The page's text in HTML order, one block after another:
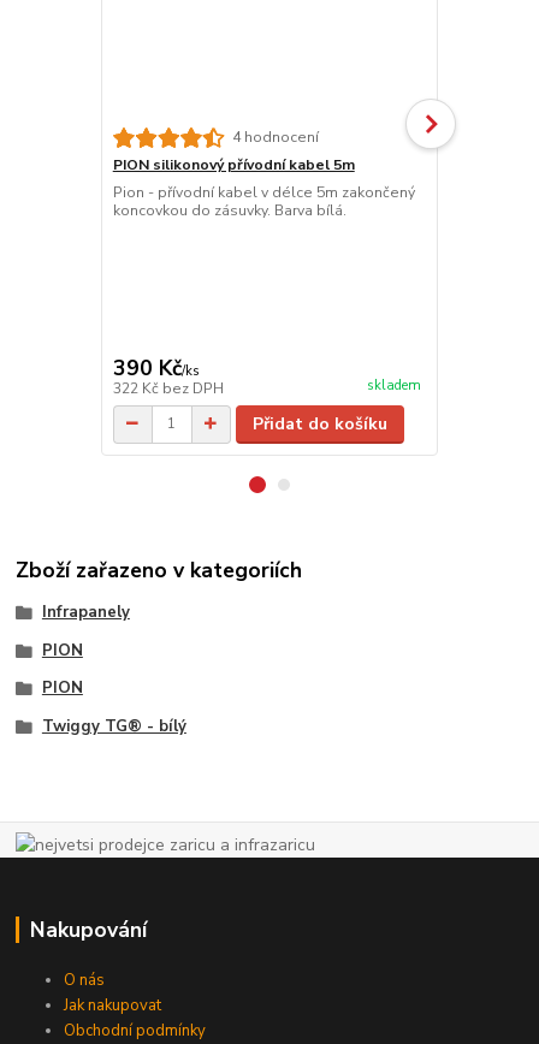
4 hodnocení
PION silikonový přívodní kabel 5m
Pion - přívodní kabel v délce 5m zakončený
koncovkou do zásuvky. Barva bílá.
390 Kč/ks
322 Kč bez DPH skladem
Přidat do košíku
Zboží zařazeno v kategoriích
Infrapanely
PION
PION
Twiggy TG® - bílý
Nakupování
O nás
Jak nakupovat
Obchodní podmínky